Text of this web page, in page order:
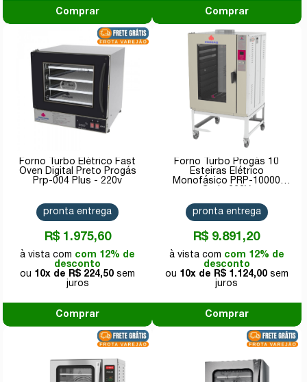
Comprar Comprar
Forno Turbo Elétrico Fast
Oven Digital Preto Progás
Prp-004 Plus - 220v
R$ 1.975,60
com 12% de
desconto
10x de
R$ 224,50
pronta entrega
Comprar
Forno Turbo Progás 10
Esteiras Elétrico
Monofásico PRP-10000
R$ 9.891,20
com 12% de
desconto
10x de
R$ 1.124,00
pronta entrega
Comprar